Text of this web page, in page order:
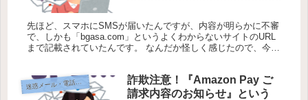
先ほど、スマホにSMSが届いたんですが、内容が明らかに不審
で、しかも「bgasa.com」というよくわからないサイトのURL
まで記載されていたんです。 なんだか怪しく感じたので、今回
迷
惑メール・電話対策
詐欺注意！『Amazon Pay ご
請求内容のお知らせ』という